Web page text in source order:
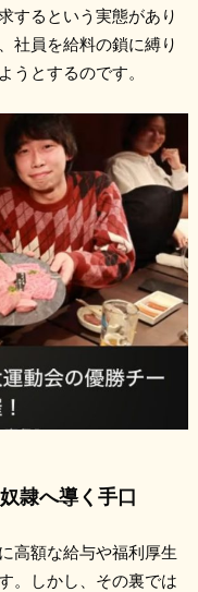
するという実態があり
社員を給料の鎖に縛り
うとするのです。
隷へ導く手口
高額な給与や福利厚生
。しかし、その裏では